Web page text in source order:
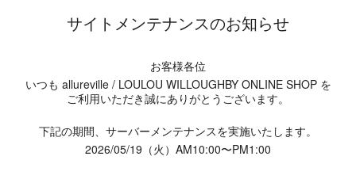
サイトメンテナンスのお知らせ
お客様各位
いつも allureville / LOULOU WILLOUGHBY ONLINE SHOP を
ご利用いただき誠にありがとうございます。
下記の期間、サーバーメンテナンスを実施いたします。
2026/05/19（火）AM10:00〜PM1:00